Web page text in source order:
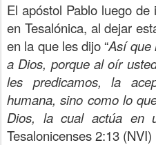
El apóstol Pablo luego
en Tesalónica, al dejar
en la que les dijo “Así que
a Dios, porque al oír
les predicamos, la
humana, sino como lo
Dios, la cual actúa en
Tesalonicenses 2:13 (NVI)